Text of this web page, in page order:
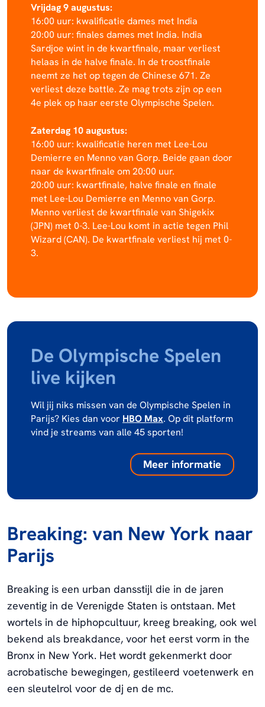
Vrijdag 9 augustus:
16:00 uur: kwalificatie dames met India
20:00 uur: finales dames met India. India
Sardjoe wint in de kwartfinale, maar verliest
helaas in de halve finale. In de troostfinale
neemt ze het op tegen de Chinese 671. Ze
verliest deze battle. Ze mag trots zijn op een
4e plek op haar eerste Olympische Spelen.
Zaterdag 10 augustus:
16:00 uur: kwalificatie heren met Lee-Lou
Demierre en Menno van Gorp. Beide gaan door
naar de kwartfinale om 20:00 uur.
20:00 uur: kwartfinale, halve finale en finale
met Lee-Lou Demierre en Menno van Gorp.
Menno verliest de kwartfinale van Shigekix
(JPN) met 0-3. Lee-Lou komt in actie tegen Phil
Wizard (CAN). De kwartfinale verliest hij met 0-
3.
De Olympische Spelen
live kijken
Wil jij niks missen van de Olympische Spelen in
Parijs? Kies dan voor HBO Max. Op dit platform
vind je streams van alle 45 sporten!
Meer informatie
Breaking: van New York naar
Parijs
Breaking is een urban dansstijl die in de jaren
zeventig in de Verenigde Staten is ontstaan. Met
wortels in de hiphopcultuur, kreeg breaking, ook wel
bekend als breakdance, voor het eerst vorm in the
Bronx in New York. Het wordt gekenmerkt door
acrobatische bewegingen, gestileerd voetenwerk en
een sleutelrol voor de dj en de mc.